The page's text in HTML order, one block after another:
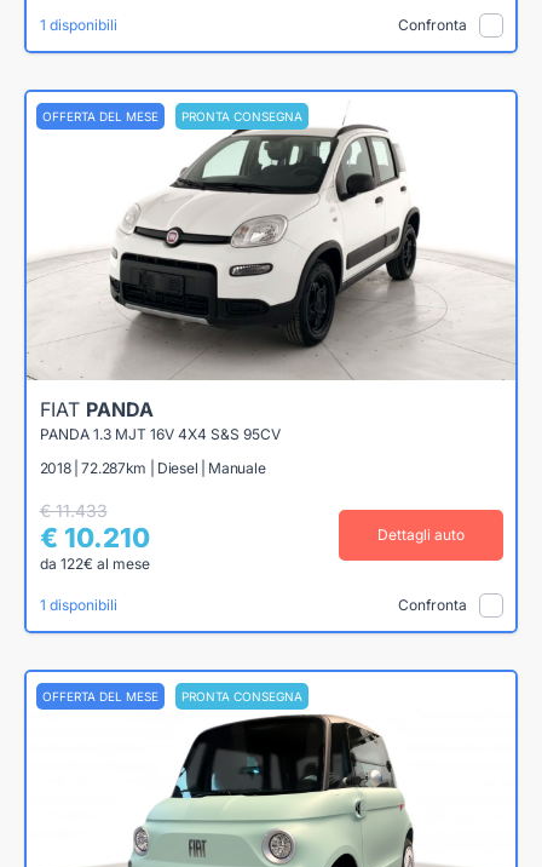
1 disponibili Confronta
OFFERTA DEL MESE PRONTA CONSEGNA
FIAT PANDA
PANDA 1.3 MJT 16V 4X4 S&S 95CV
2018 | 72.287km | Diesel | Manuale
€ 11.433
€ 10.210
da 122€ al mese
Dettagli auto
1 disponibili Confronta
OFFERTA DEL MESE PRONTA CONSEGNA